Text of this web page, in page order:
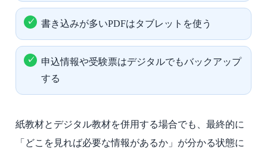
書き込みが多いPDFはタブレットを使う
申込情報や受験票はデジタルでもバックアップ
する
紙教材とデジタル教材を併用する場合でも、最終的に
「どこを見れば必要な情報があるか」が分かる状態に